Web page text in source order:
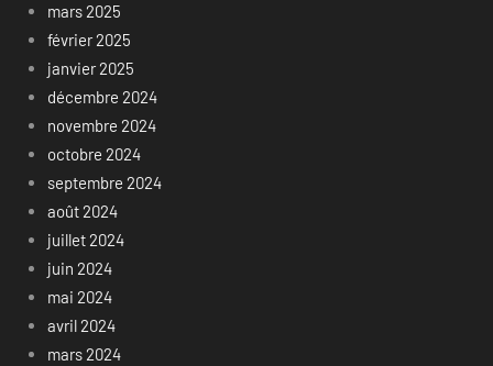
mars 2025
février 2025
janvier 2025
décembre 2024
novembre 2024
octobre 2024
septembre 2024
août 2024
juillet 2024
juin 2024
mai 2024
avril 2024
mars 2024